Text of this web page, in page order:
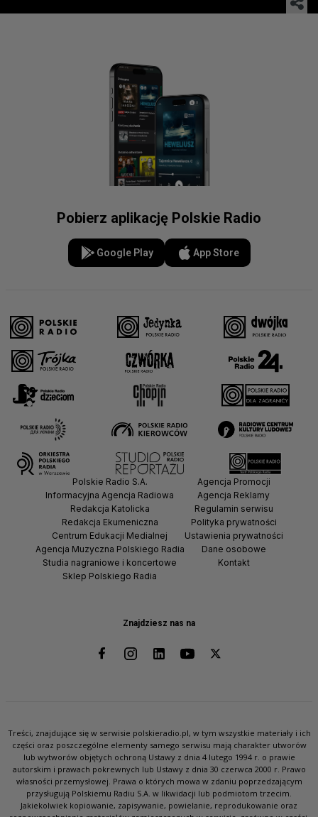
Pobierz aplikację Polskie Radio
Google Play App Store
Znajdziesz nas na
Polskie Radio S.A.
Informacyjna Agencja Radiowa
Redakcja Katolicka
Redakcja Ekumeniczna
Centrum Edukacji Medialnej
Agencja Muzyczna Polskiego Radia
Studia nagraniowe i koncertowe
Sklep Polskiego Radia
Agencja Promocji
Agencja Reklamy
Regulamin serwisu
Polityka prywatności
Ustawienia prywatności
Dane osobowe
Kontakt
Treści, znajdujące się w serwisie polskieradio.pl, w tym wszystkie materiały i ich
części oraz poszczególne elementy samego serwisu mają charakter utworów
lub wytworów objętych ochroną Ustawy z dnia 4 lutego 1994 r. o prawie
autorskim i prawach pokrewnych lub Ustawy z dnia 30 czerwca 2000 r. Prawo
własności przemysłowej. Prawa o których mowa w zdaniu poprzedzającym
przysługują Polskiemu Radiu S.A. w likwidacji lub podmiotom trzecim.
Jakiekolwiek kopiowanie, zapisywanie, powielanie, reprodukowanie oraz